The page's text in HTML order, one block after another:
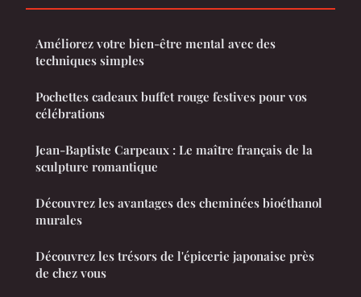
Améliorez votre bien-être mental avec des
techniques simples
Pochettes cadeaux buffet rouge festives pour vos
célébrations
Jean-Baptiste Carpeaux : Le maître français de la
sculpture romantique
Découvrez les avantages des cheminées bioéthanol
murales
Découvrez les trésors de l'épicerie japonaise près
de chez vous